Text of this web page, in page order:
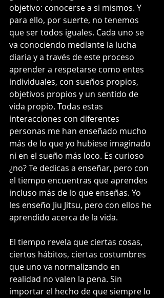
objetivo: conocerse a si mismos. Y
para ello, por suerte, no tenemos
que ser todos iguales. Cada uno se
va conociendo mediante la lucha
diaria y a través de este proceso
aprender a respetarse como entes
individuales, con sueños propios,
objetivos propios y un sentido de
vida propio. Todas estas
interacciones con diferentes
personas me han enseñado mucho
más de lo que yo hubiese imaginado
ni en el sueño más loco. Es curioso
¿no? Te dedicas a enseñar, pero con
el tiempo encuentras que aprendes
incluso más de lo que enseñas. Yo
les enseño Jiu Jitsu, pero con ellos he
aprendido acerca de la vida.
El tiempo revela que ciertas cosas,
ciertos hábitos, ciertas costumbres
que uno va normalizando en
realidad no valen la pena. Sin
importar el hecho de que siempre lo